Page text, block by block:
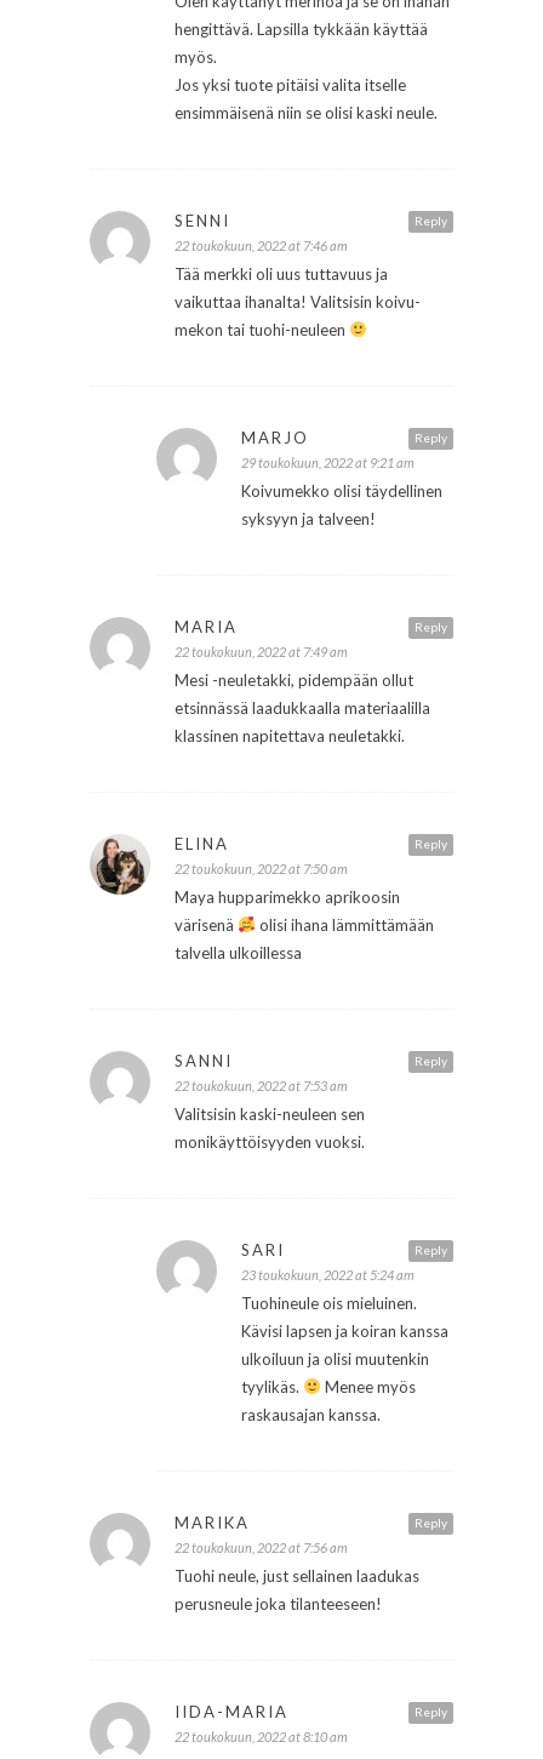
hengittävä. Lapsilla tykkään käyttää
myös.
Jos yksi tuote pitäisi valita itselle
ensimmäisenä niin se olisi kaski neule.
Reply
SENNI
22 toukokuun, 2022 at 7:46 am
Tää merkki oli uus tuttavuus ja
vaikuttaa ihanalta! Valitsisin koivu-
mekon tai tuohi-neuleen
Reply
MARJO
29 toukokuun, 2022 at 9:21 am
Koivumekko olisi täydellinen
syksyyn ja talveen!
Reply
MARIA
22 toukokuun, 2022 at 7:49 am
Mesi -neuletakki, pidempään ollut
etsinnässä laadukkaalla materiaalilla
klassinen napitettava neuletakki.
Reply
ELINA
22 toukokuun, 2022 at 7:50 am
Maya hupparimekko aprikoosin
värisenä
olisi ihana lämmittämään
talvella ulkoillessa
Reply
SANNI
22 toukokuun, 2022 at 7:53 am
Valitsisin kaski-neuleen sen
monikäyttöisyyden vuoksi.
Reply
SARI
23 toukokuun, 2022 at 5:24 am
Tuohineule ois mieluinen.
Kävisi lapsen ja koiran kanssa
ulkoiluun ja olisi muutenkin
tyylikäs.
Menee myös
raskausajan kanssa.
Reply
MARIKA
22 toukokuun, 2022 at 7:56 am
Tuohi neule, just sellainen laadukas
perusneule joka tilanteeseen!
Reply
IIDA-MARIA
22 toukokuun, 2022 at 8:10 am